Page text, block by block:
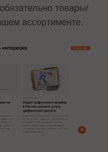
товары/
ассортименте.